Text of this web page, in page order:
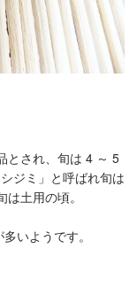
とされ、旬は 4 ～ 5
ジミ」と呼ばれ旬は
土用の頃。
いようです。